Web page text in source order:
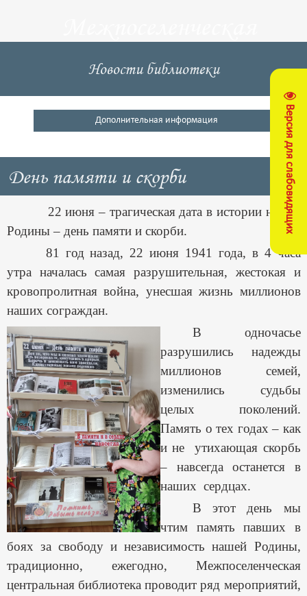
Версия для слабовидящих
центральная
библиотека
Кущевский район
Новости библиотеки
Дополнительная информация
День памяти и скорби
22 июня – трагическая дата в истории нашей
Родины – день памяти и скорби.
81 год назад, 22 июня 1941 года, в 4 часа
утра началась самая разрушительная, жестокая и
кровопролитная война, унесшая жизнь миллионов
наших сограждан.
В одночасье
разрушились надежды
миллионов семей,
изменились судьбы
целых поколений.
Память о тех годах – как
и не утихающая скорбь
– навсегда останется в
наших сердцах.
В этот день мы
чтим память павших в
боях за свободу и независимость нашей Родины,
традиционно, ежегодно, Межпоселенческая
центральная библиотека проводит ряд мероприятий,